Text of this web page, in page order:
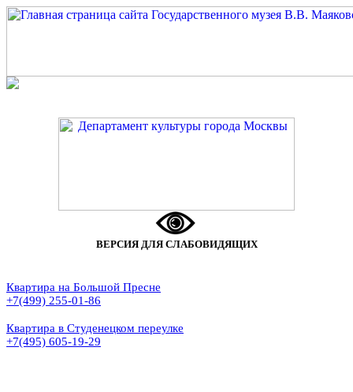
ВЕРСИЯ ДЛЯ СЛАБОВИДЯЩИХ
Квартира на Большой Пресне
+7(499) 255-01-86
Квартира в Студенецком переулке
+7(495) 605-19-29